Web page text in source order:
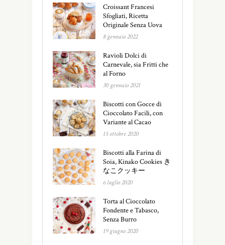
Croissant Francesi
Sfogliati, Ricetta
Originale Senza Uova
8 gennaio 2022
Ravioli Dolci di
Carnevale, sia Fritti che
al Forno
30 gennaio 2021
Biscotti con Gocce di
Cioccolato Facili, con
Variante al Cacao
15 ottobre 2020
Biscotti alla Farina di
Soia, Kinako Cookies き
なこクッキー
6 luglio 2020
Torta al Cioccolato
Fondente e Tabasco,
Senza Burro
19 giugno 2020